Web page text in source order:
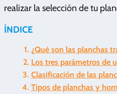
realizar la selección de tu
ÍNDICE
¿Qué son las planchas
Los tres parámetros de
Clasificación de las
Tipos de planchas y